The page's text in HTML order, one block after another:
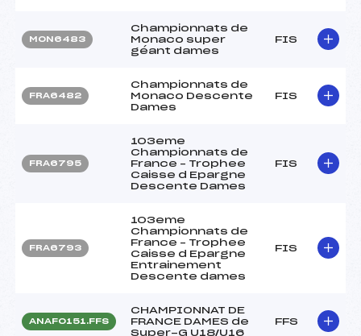
MON6483
Championnats de
Monaco super
géant dames
FIS
FRA6482
Championnats de
Monaco Descente
Dames
FIS
FRA6795
103eme
Championnats de
France – Trophee
Caisse d Epargne
Descente Dames
FIS
FRA6793
103eme
Championnats de
France – Trophee
Caisse d Epargne
Entrainement
Descente dames
FIS
ANAF0151.FFS
CHAMPIONNAT DE
FRANCE DAMES de
Super-G U18/U16
FFS